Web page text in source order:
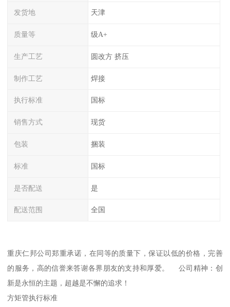
发货地 天津
质量等 级A+
生产工艺 圆改方 挤压
制作工艺 焊接
执行标准 国标
销售方式 现货
包装 捆装
标准 国标
是否配送 是
配送范围 全国
重庆仁邦公司郑重承诺，在同等的质量下，保证以低的价格，完善
的服务，高的信誉来答谢各界朋友的支持和厚爱。 公司精神：创
新是永恒的主题，超越是不懈的追求！
方矩管执行标准